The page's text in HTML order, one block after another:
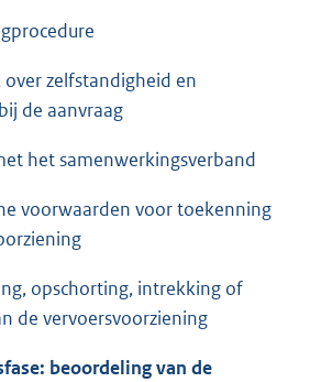
over zelfstandigheid en
de aanvraag
het samenwerkingsverband
voorwaarden voor toekenning
opschorting, intrekking of
de vervoersvoorziening
beoordeling van de